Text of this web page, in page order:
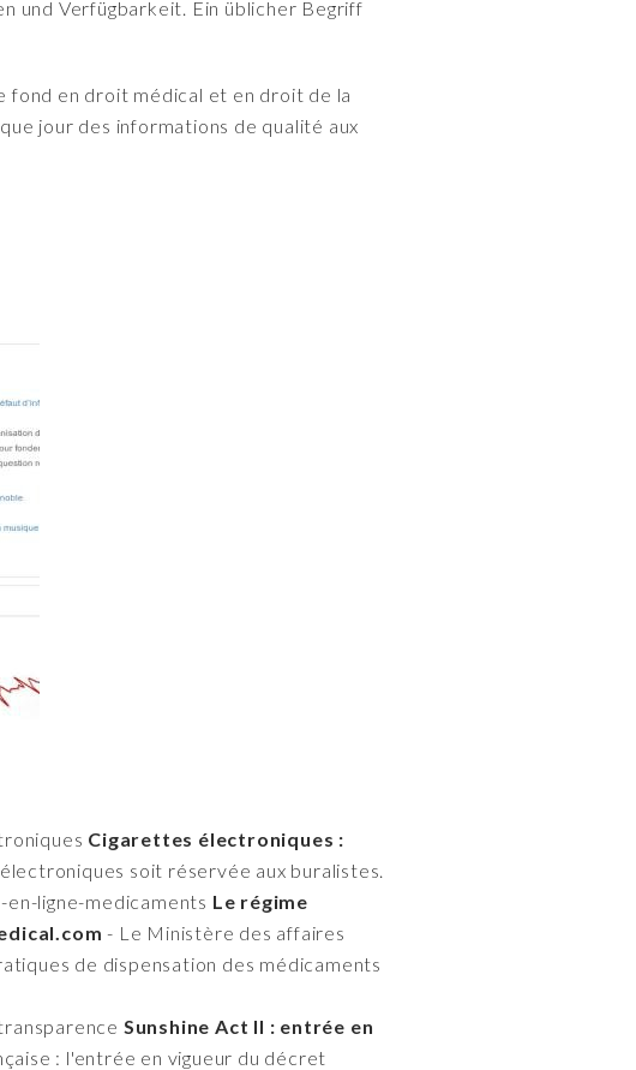
und Verfügbarkeit. Ein üblicher Begriff
fond en droit médical et en droit de la
jour des informations de qualité aux
Cigarettes électroniques :
soit réservée aux buralistes.
ligne-medicaments Le régime
- Le Ministère des affaires
de dispensation des médicaments
Sunshine Act II : entrée en
: l'entrée en vigueur du décret